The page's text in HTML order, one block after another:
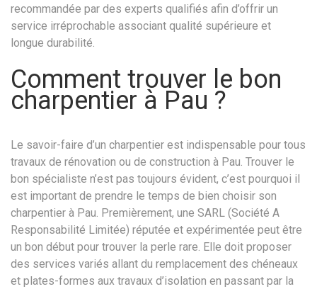
recommandée par des experts qualifiés afin d’offrir un
service irréprochable associant qualité supérieure et
longue durabilité.
Comment trouver le bon
charpentier à Pau ?
Le savoir-faire d’un charpentier est indispensable pour tous
travaux de rénovation ou de construction à Pau. Trouver le
bon spécialiste n’est pas toujours évident, c’est pourquoi il
est important de prendre le temps de bien choisir son
charpentier à Pau. Premièrement, une SARL (Société A
Responsabilité Limitée) réputée et expérimentée peut être
un bon début pour trouver la perle rare. Elle doit proposer
des services variés allant du remplacement des chéneaux
et plates-formes aux travaux d’isolation en passant par la